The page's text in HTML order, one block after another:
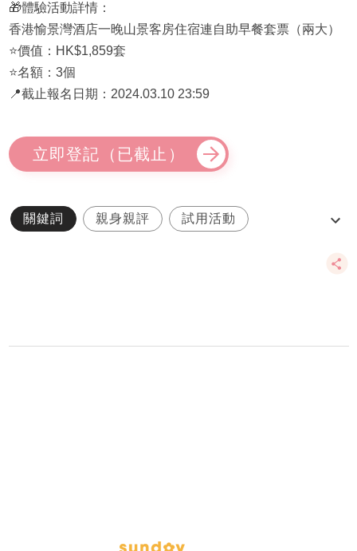
🎁體驗活動詳情：
香港愉景灣酒店一晚山景客房住宿連自助早餐套票（兩大）
⭐價值：HK$1,859套
⭐名額：3個
📍截止報名日期：2024.03.10 23:59
立即登記（已截止）
關鍵詞 親身親評 試用活動